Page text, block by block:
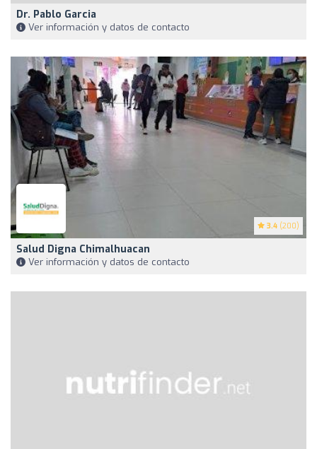
Dr. Pablo Garcia
Ver información y datos de contacto
3.4 (200)
Salud Digna Chimalhuacan
Ver información y datos de contacto